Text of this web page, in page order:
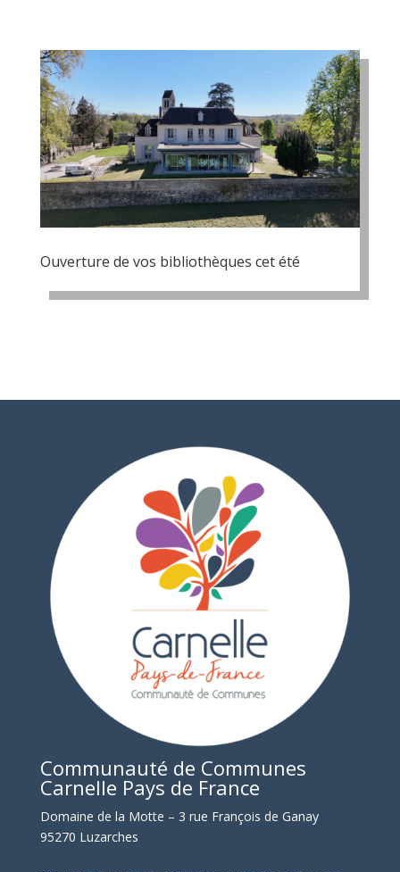
Ouverture de vos bibliothèques cet été
Communauté de Communes
Carnelle Pays de France
Domaine de la Motte – 3 rue François de Ganay
95270 Luzarches